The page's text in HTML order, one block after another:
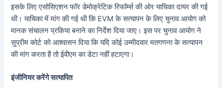
इसके लिए एसोसिएशन फॉर डेमोक्रेटिक रिफॉर्म्स की ओर याचिका दायर की गई
थी। याचिका में मांग की गई थी कि EVM के सत्यापन के लिए चुनाव आयोग को
मानक संचालन प्रकिया बनाने का निर्देश दिया जाए। इस पर चुनाव आयोग ने
सुप्रीम कोर्ट को आश्वासन दिया कि यदि कोई उम्मीदवार मतगणना के सत्यापन
की मांग करता है तो ईवीएम का डेटा नहीं हटाएगा।
इंजीनियर करेंगे सत्यापित